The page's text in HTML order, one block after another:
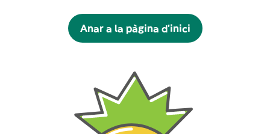
Anar a la pàgina d'inici